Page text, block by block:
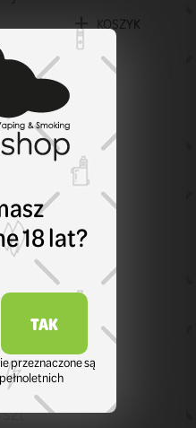
KOSZYK
szt
18 lat?
TAK
przeznaczone są